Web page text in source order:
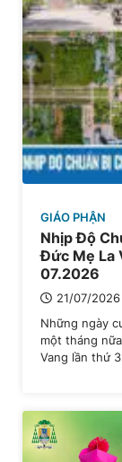
GIÁO PHẬN
Nhịp Độ
Đức Mẹ La
07.2026
21/07/2026
Những ngày
một tháng
Vang lần thứ